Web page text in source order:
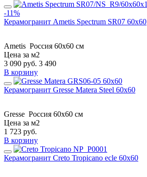
-11%
Керамогранит Ametis Spectrum SR07 60x60
Ametis Россия 60x60 см
Цена за м2
3 090 руб. 3 490
В корзину
Керамогранит Gresse Matera Steel 60x60
Gresse Россия 60x60 см
Цена за м2
1 723 руб.
В корзину
Керамогранит Creto Tropicano ecle 60х60